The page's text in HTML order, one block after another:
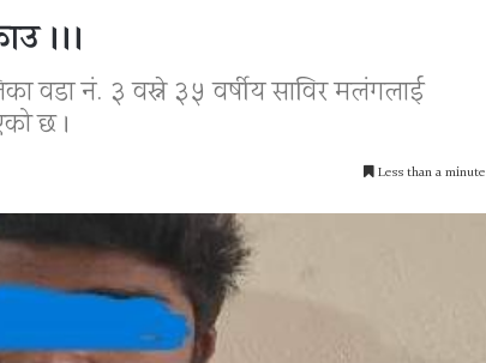
।।।
वडा नं. ३ वस्ने ३५ वर्षीय साविर मलंगलाई
छ ।
Less than a minute